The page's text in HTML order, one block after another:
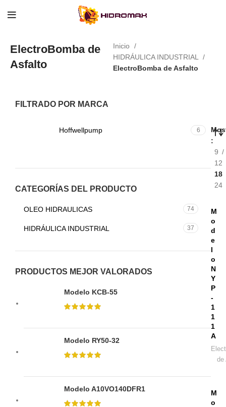
ElectroBomba de
Asfalto
Inicio
HIDRÁULICA INDUSTRIAL
ElectroBomba de Asfalto
FILTRADO POR MARCA
Hoffwellpump 6
CATEGORÍAS DEL PRODUCTO
OLEO HIDRAULICAS 74
HIDRÁULICA INDUSTRIAL 37
PRODUCTOS MEJOR VALORADOS
Modelo KCB-55
Modelo RY50-32
Modelo A10VO140DFR1
9
12
18
24
M
o
d
e
l
o
N
Y
P
-
1
1
1
A
de
M
o